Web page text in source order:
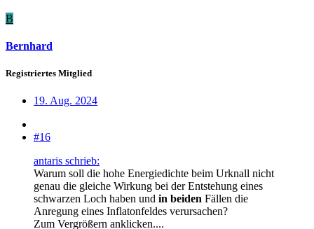
B
Bernhard
Registriertes Mitglied
19. Aug. 2024
#16
antaris schrieb:
Warum soll die hohe Energiedichte beim Urknall nicht
genau die gleiche Wirkung bei der Entstehung eines
schwarzen Loch haben und in beiden Fällen die
Anregung eines Inflatonfeldes verursachen?
Zum Vergrößern anklicken....